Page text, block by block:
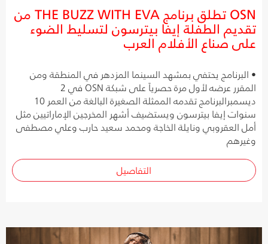
OSN تطلق برنامج THE BUZZ WITH EVA من
تقديم الطفلة إيفا بيترسون لتسليط الضوء
على صناع الأفلام العرب
• البرنامج يحتفي بمشهد السينما المزدهر في المنطقة ومن
المقرر عرضه لأول مرة حصرياً على شبكة OSN في 2
ديسمبرالبرنامج تقدمه الممثلة الصغيرة البالغة من العمر 10
سنوات إيفا بيترسون ويستضيف أشهر المخرجين الإماراتيين مثل
أمل العقروبي ونايلة الخاجة ومحمد سعيد حارب وعلي مصطفى
وغيرهم
التفاصيل